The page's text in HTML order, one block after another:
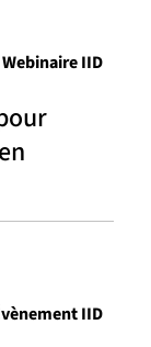
Webinaire IID
IID